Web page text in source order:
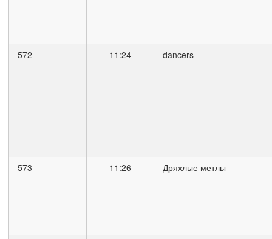
572 11:24 dancers
573 11:26 Дряхлые метлы